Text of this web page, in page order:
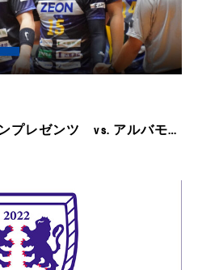
ンプレゼンツ vs. アルバモ…